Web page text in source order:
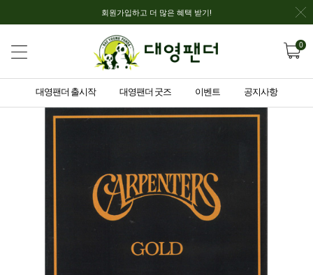
회원가입하고 더 많은 혜택 받기!
0
대영팬더 출시작 대영팬더 굿즈 이벤트 공지사항